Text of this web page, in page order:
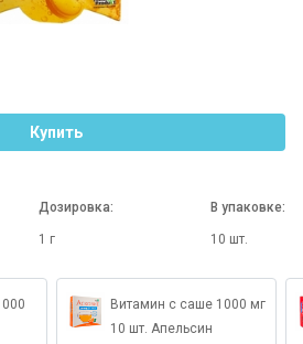
Купить
Дозировка:
1 г
В упаковке:
10 шт.
Витамин c саше 1000 мг
10 шт. Апельсин